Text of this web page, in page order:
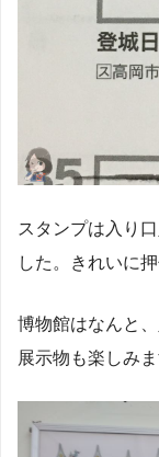
スタンプは入り
した。きれいに押
博物館はなんと
展示物も楽しみま